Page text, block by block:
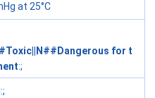
at 25°C
for t
:;
:;